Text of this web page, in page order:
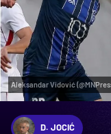
Aleksandar Vidović
D. JOCIĆ